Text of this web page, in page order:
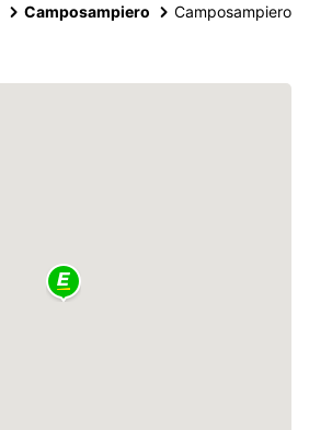
Camposampiero Camposampiero